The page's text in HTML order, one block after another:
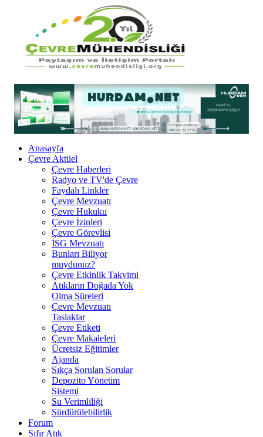
Anasayfa
Çevre Aktüel
Çevre Haberleri
Radyo ve TV'de Çevre
Faydalı Linkler
Çevre Mevzuatı
Çevre Hukuku
Çevre İzinleri
Çevre Görevlisi
İSG Mevzuatı
Bunları Biliyor
muydunuz?
Çevre Etkinlik Takvimi
Atıkların Doğada Yok
Olma Süreleri
Çevre Mevzuatı
Taslaklar
Çevre Etiketi
Çevre Makaleleri
Ücretsiz Eğitimler
Ajanda
Sıkça Sorulan Sorular
Depozito Yönetim
Sistemi
Su Verimliliği
Sürdürülebilirlik
Forum
Sıfır Atık